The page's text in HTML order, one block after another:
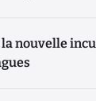
la nouvelle